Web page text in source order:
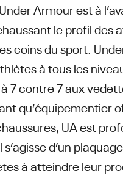
Armour est à
le profil des
coins du sport.
à tous les
7 contre 7 aux
qu’équipementier
UA est
s’agisse d’un
à atteindre leur